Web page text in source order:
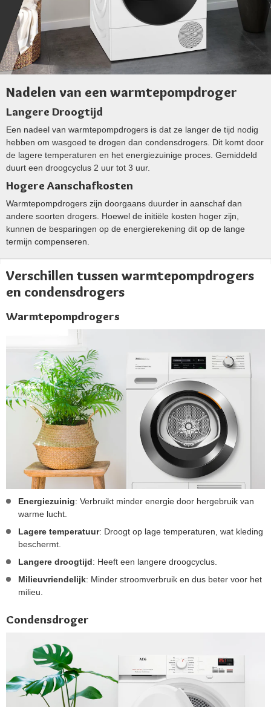
Nadelen van een warmtepompdroger
Langere Droogtijd
Een nadeel van warmtepompdrogers is dat ze langer de tijd nodig
hebben om wasgoed te drogen dan condensdrogers. Dit komt door
de lagere temperaturen en het energiezuinige proces. Gemiddeld
duurt een droogcyclus 2 uur​ tot 3 uur​.
Hogere Aanschafkosten
Warmtepompdrogers zijn doorgaans duurder in aanschaf dan
andere soorten drogers. Hoewel de initiële kosten hoger zijn,
kunnen de besparingen op de energierekening dit op de lange
termijn compenseren​​.
Verschillen tussen warmtepompdrogers
en condensdrogers
Warmtepompdrogers
Energiezuinig: Verbruikt minder energie door hergebruik van
warme lucht.
Lagere temperatuur: Droogt op lage temperaturen, wat kleding
beschermt.
Langere droogtijd: Heeft een langere droogcyclus.
Milieuvriendelijk: Minder stroomverbruik en dus beter voor het
milieu.
Condensdroger